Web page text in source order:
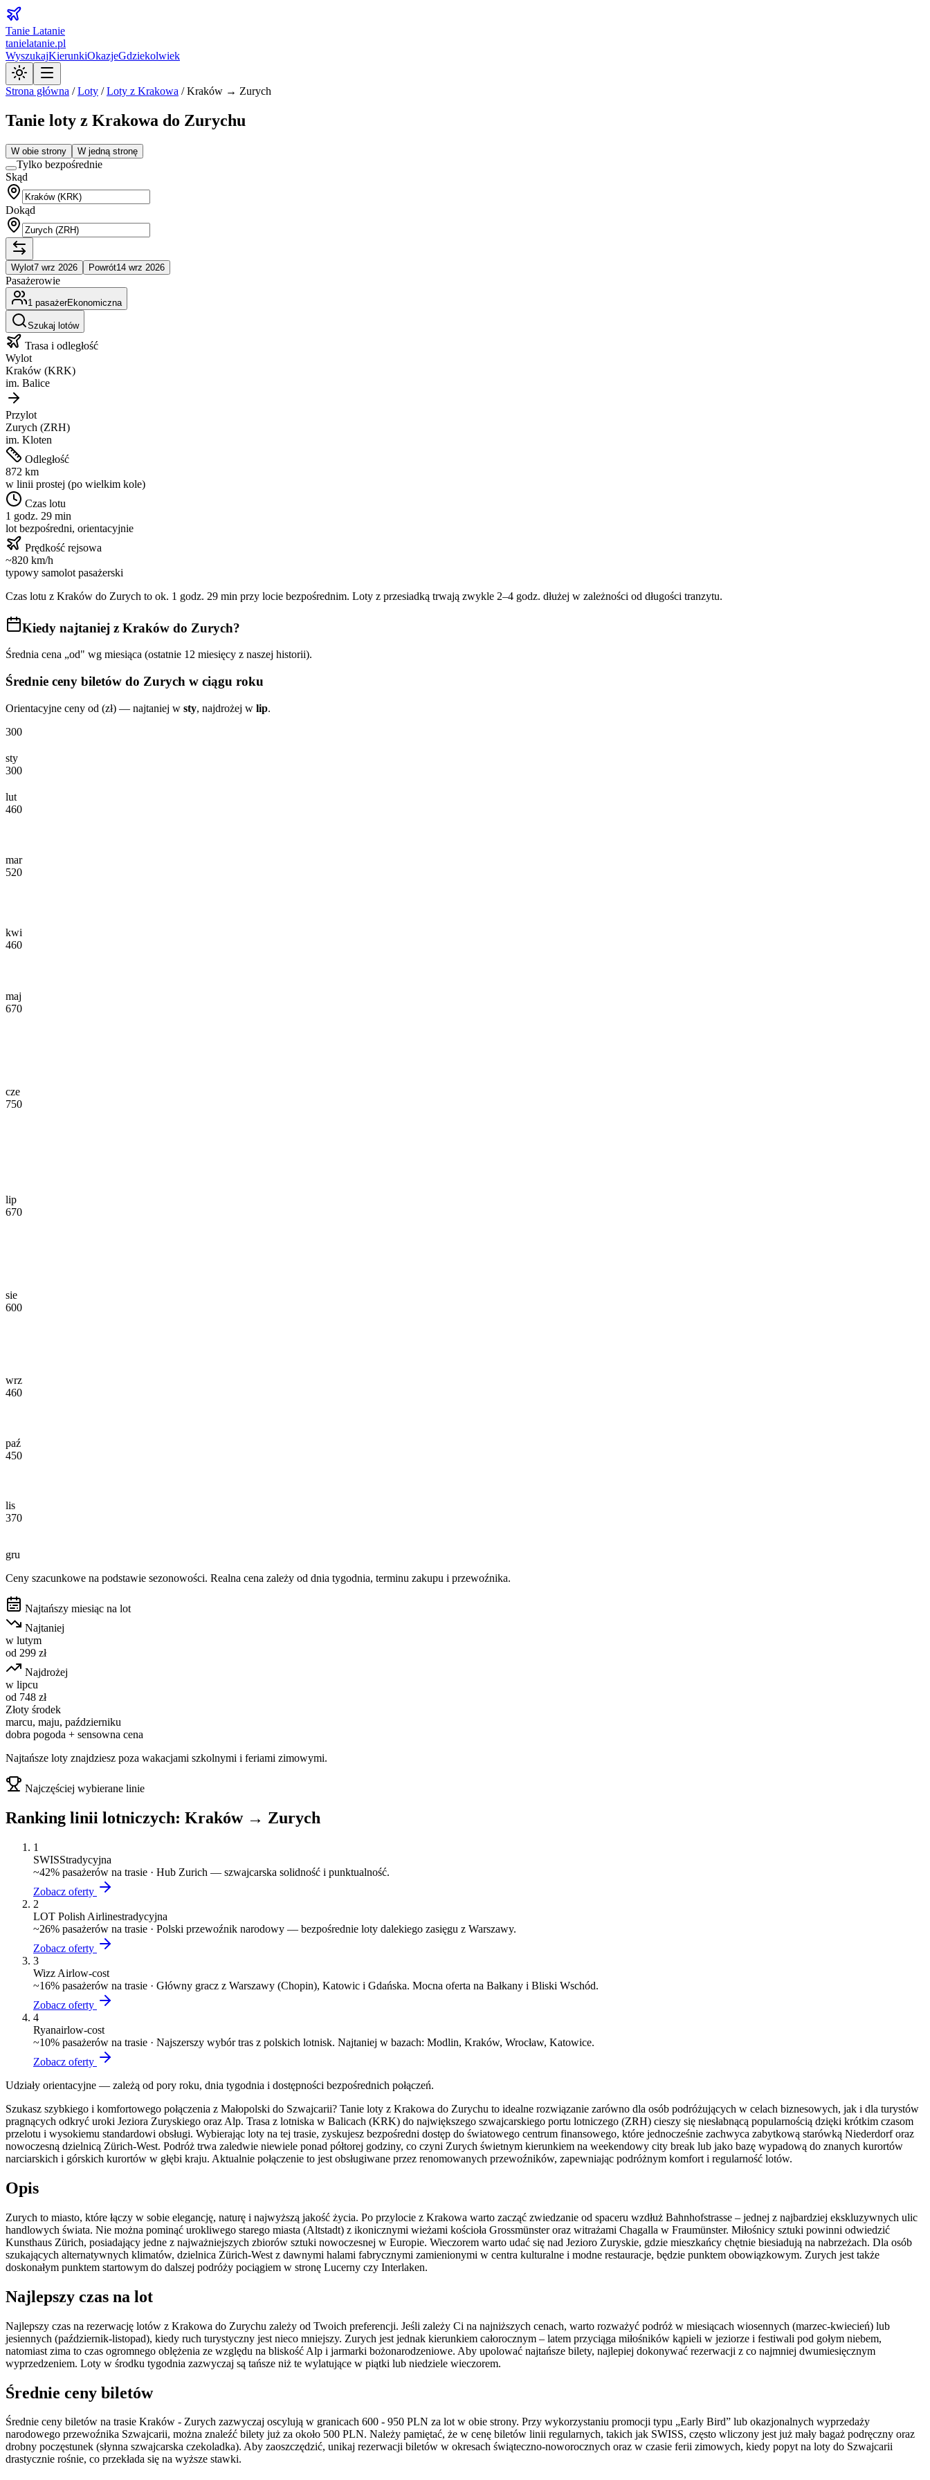
Tanie Latanie
tanielatanie.pl
WyszukajKierunkiOkazjeGdziekolwiek
Strona główna /Loty /Loty z Krakowa /Kraków → Zurych
Tanie loty z Krakowa do Zurychu
W obie strony W jedną stronę
Tylko bezpośrednie
Skąd
Dokąd
Wylot7 wrz 2026 Powrót14 wrz 2026
Pasażerowie
1 pasażerEkonomiczna
Szukaj lotów
Trasa i odległość
Wylot
Kraków (KRK)
im. Balice
Przylot
Zurych (ZRH)
im. Kloten
Odległość
872 km
w linii prostej (po wielkim kole)
Czas lotu
1 godz. 29 min
lot bezpośredni, orientacyjnie
Prędkość rejsowa
~820 km/h
typowy samolot pasażerski
Czas lotu z Kraków do Zurych to ok. 1 godz. 29 min przy locie bezpośrednim. Loty z przesiadką trwają zwykle 2–4 godz. dłużej w zależności od długości tranzytu.
Kiedy najtaniej z Kraków do Zurych?
Średnia cena „od" wg miesiąca (ostatnie 12 miesięcy z naszej historii).
Średnie ceny biletów do Zurych w ciągu roku
Orientacyjne ceny od (zł) — najtaniej w sty, najdrożej w lip.
300
sty
300
lut
460
mar
520
kwi
460
maj
670
cze
750
lip
670
sie
600
wrz
460
paź
450
lis
370
gru
Ceny szacunkowe na podstawie sezonowości. Realna cena zależy od dnia tygodnia, terminu zakupu i przewoźnika.
Najtańszy miesiąc na lot
Najtaniej
w lutym
od 299 zł
Najdrożej
w lipcu
od 748 zł
Złoty środek
marcu, maju, październiku
dobra pogoda + sensowna cena
Najtańsze loty znajdziesz poza wakacjami szkolnymi i feriami zimowymi.
Najczęściej wybierane linie
Ranking linii lotniczych: Kraków→ Zurych
1
SWISStradycyjna
~42% pasażerów na trasie · Hub Zurich — szwajcarska solidność i punktualność.
Zobacz oferty
2
LOT Polish Airlinestradycyjna
~26% pasażerów na trasie · Polski przewoźnik narodowy — bezpośrednie loty dalekiego zasięgu z Warszawy.
Zobacz oferty
3
Wizz Airlow-cost
~16% pasażerów na trasie · Główny gracz z Warszawy (Chopin), Katowic i Gdańska. Mocna oferta na Bałkany i Bliski Wschód.
Zobacz oferty
4
Ryanairlow-cost
~10% pasażerów na trasie · Najszerszy wybór tras z polskich lotnisk. Najtaniej w bazach: Modlin, Kraków, Wrocław, Katowice.
Zobacz oferty
Udziały orientacyjne — zależą od pory roku, dnia tygodnia i dostępności bezpośrednich połączeń.
Szukasz szybkiego i komfortowego połączenia z Małopolski do Szwajcarii? Tanie loty z Krakowa do Zurychu to idealne rozwiązanie zarówno dla osób podróżujących w celach biznesowych, jak i dla turystów
pragnących odkryć uroki Jeziora Zuryskiego oraz Alp. Trasa z lotniska w Balicach (KRK) do największego szwajcarskiego portu lotniczego (ZRH) cieszy się niesłabnącą popularnością dzięki krótkim czasom
przelotu i wysokiemu standardowi obsługi. Wybierając loty na tej trasie, zyskujesz bezpośredni dostęp do światowego centrum finansowego, które jednocześnie zachwyca zabytkową starówką Niederdorf oraz
nowoczesną dzielnicą Zürich-West. Podróż trwa zaledwie niewiele ponad półtorej godziny, co czyni Zurych świetnym kierunkiem na weekendowy city break lub jako bazę wypadową do znanych kurortów
narciarskich i górskich kurortów w głębi kraju. Aktualnie połączenie to jest obsługiwane przez renomowanych przewoźników, zapewniając podróżnym komfort i regularność lotów.
Opis
Zurych to miasto, które łączy w sobie elegancję, naturę i najwyższą jakość życia. Po przylocie z Krakowa warto zacząć zwiedzanie od spaceru wzdłuż Bahnhofstrasse – jednej z najbardziej ekskluzywnych ulic
handlowych świata. Nie można pominąć urokliwego starego miasta (Altstadt) z ikonicznymi wieżami kościoła Grossmünster oraz witrażami Chagalla w Fraumünster. Miłośnicy sztuki powinni odwiedzić
Kunsthaus Zürich, posiadający jedne z najważniejszych zbiorów sztuki nowoczesnej w Europie. Wieczorem warto udać się nad Jezioro Zuryskie, gdzie mieszkańcy chętnie biesiadują na nabrzeżach. Dla osób
szukających alternatywnych klimatów, dzielnica Zürich-West z dawnymi halami fabrycznymi zamienionymi w centra kulturalne i modne restauracje, będzie punktem obowiązkowym. Zurych jest także
doskonałym punktem startowym do dalszej podróży pociągiem w stronę Lucerny czy Interlaken.
Najlepszy czas na lot
Najlepszy czas na rezerwację lotów z Krakowa do Zurychu zależy od Twoich preferencji. Jeśli zależy Ci na najniższych cenach, warto rozważyć podróż w miesiącach wiosennych (marzec-kwiecień) lub
jesiennych (październik-listopad), kiedy ruch turystyczny jest nieco mniejszy. Zurych jest jednak kierunkiem całorocznym – latem przyciąga miłośników kąpieli w jeziorze i festiwali pod gołym niebem,
natomiast zima to czas ogromnego oblężenia ze względu na bliskość Alp i jarmarki bożonarodzeniowe. Aby upolować najtańsze bilety, najlepiej dokonywać rezerwacji z co najmniej dwumiesięcznym
wyprzedzeniem. Loty w środku tygodnia zazwyczaj są tańsze niż te wylatujące w piątki lub niedziele wieczorem.
Średnie ceny biletów
Średnie ceny biletów na trasie Kraków - Zurych zazwyczaj oscylują w granicach 600 - 950 PLN za lot w obie strony. Przy wykorzystaniu promocji typu „Early Bird” lub okazjonalnych wyprzedaży
narodowego przewoźnika Szwajcarii, można znaleźć bilety już za około 500 PLN. Należy pamiętać, że w cenę biletów linii regularnych, takich jak SWISS, często wliczony jest już mały bagaż podręczny oraz
drobny poczęstunek (słynna szwajcarska czekoladka). Aby zaoszczędzić, unikaj rezerwacji biletów w okresach świąteczno-noworocznych oraz w czasie ferii zimowych, kiedy popyt na loty do Szwajcarii
drastycznie rośnie, co przekłada się na wyższe stawki.